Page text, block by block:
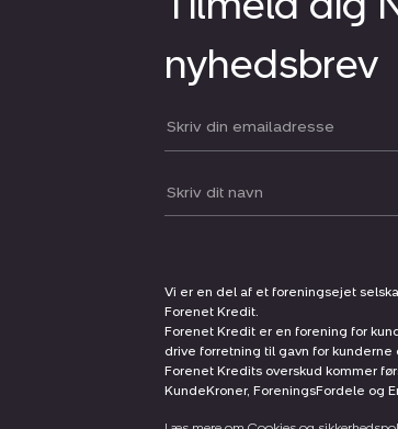
nyhedsbrev
Din email:
Dit navn:
Vi er en del af et foreningsejet
Forenet Kredit.
Forenet Kredit er en forening for
drive forretning til gavn for kunderne
Forenet Kredits overskud kommer
KundeKroner, ForeningsFordele og